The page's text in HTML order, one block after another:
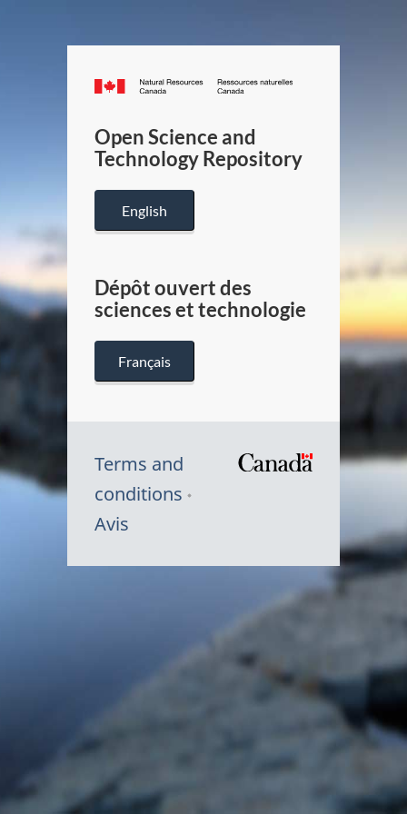
Canada.ca
/
Canada
Open Science and
Technology Repository
English
Dépôt ouvert des
sciences et technologie
Français
Terms and
conditions
Avis
du